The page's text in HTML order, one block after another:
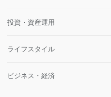
投資・資産運用
ライフスタイル
ビジネス・経済